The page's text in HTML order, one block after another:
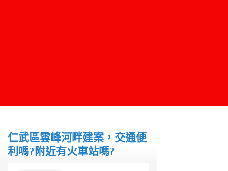
仁武區雲峰河畔建案，交通便
利嗎?附近有火車站嗎?